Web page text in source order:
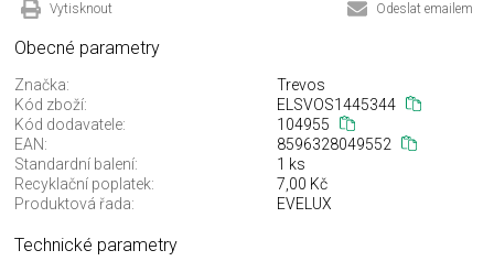
Vytisknout Odeslat emailem
Obecné parametry
Značka:
Trevos
Kód zboží:
ELSVOS1445344
Kód dodavatele:
104955
EAN:
8596328049552
Standardní balení:
1 ks
Recyklační poplatek:
7,00 Kč
Produktová řada:
EVELUX
Technické parametry